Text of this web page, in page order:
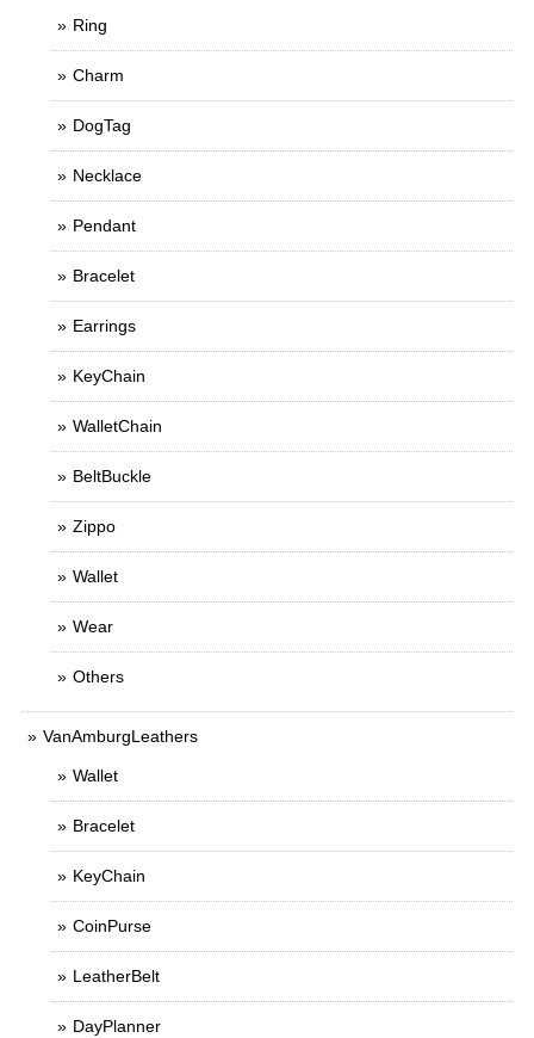
Ring
Charm
DogTag
Necklace
Pendant
Bracelet
Earrings
KeyChain
WalletChain
BeltBuckle
Zippo
Wallet
Wear
Others
VanAmburgLeathers
Wallet
Bracelet
KeyChain
CoinPurse
LeatherBelt
DayPlanner